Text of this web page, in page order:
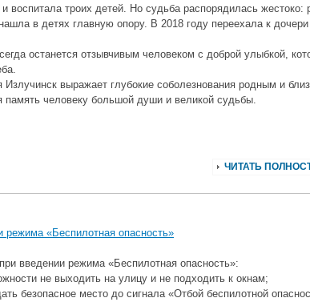
воспитала троих детей. Но судьба распорядилась жестоко:
в детях главную опору. В 2018 году переехала к дочери
останется отзывчивым человеком с доброй улыбкой,
Излучинск выражает глубокие соболезнования родным и
человеку большой души и великой судьбы.
ЧИТАТЬ
режима «Беспилотная опасность»
введении режима «Беспилотная опасность»:
не выходить на улицу и не подходить к окнам;
безопасное место до сигнала «Отбой беспилотной